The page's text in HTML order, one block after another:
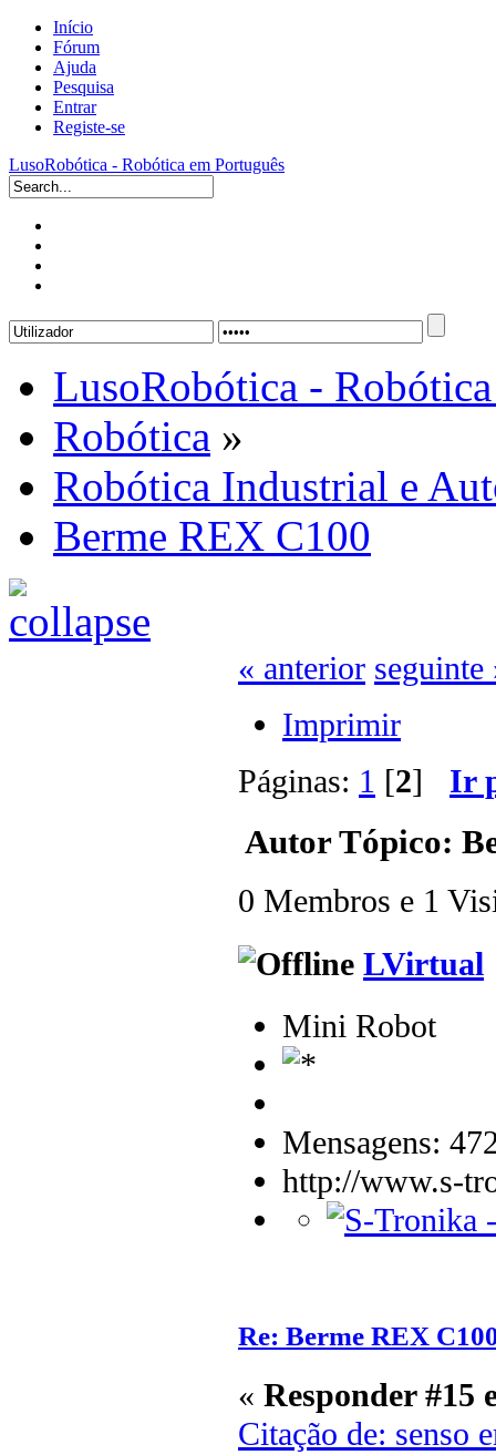
Início
Fórum
Ajuda
Pesquisa
Entrar
Registe-se
LusoRobótica - Robótica em Português
LusoRobótica -
Robótica »
Robótica Industrial e
Berme REX C100
« anterior seguinte
Imprimir
Páginas: 1 [2] Ir
AutorTópico:
0 Membros e 1
LVirtual
Mini Robot
Mensagens:
http://www.s-
Re: Berme REX
« Responder #15
Citação de: senso